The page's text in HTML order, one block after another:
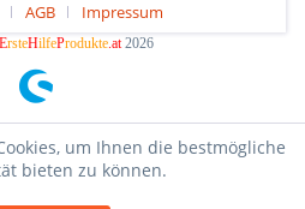
AGB Impressum
ErsteHilfeProdukte.at2026
um Ihnen die bestmögliche
bieten zu können.